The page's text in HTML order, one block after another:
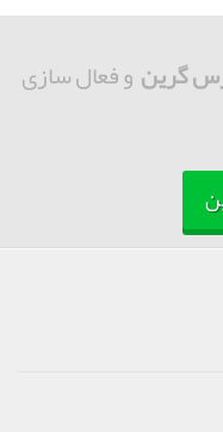
گرینو فعال سازی